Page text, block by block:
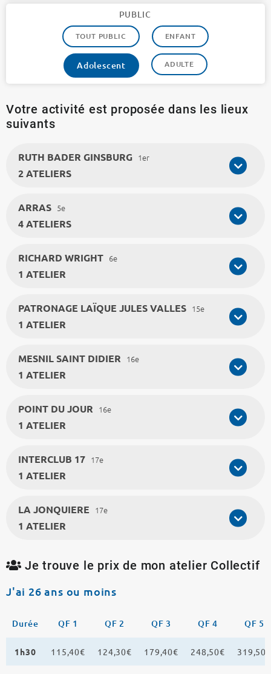
PUBLIC
TOUT PUBLIC ENFANT
Adolescent ADULTE
Votre activité est proposée dans les lieux
suivants
RUTH BADER GINSBURG 1er
2 ATELIERS
ARRAS 5e
4 ATELIERS
RICHARD WRIGHT 6e
1 ATELIER
PATRONAGE LAÏQUE JULES VALLES 15e
1 ATELIER
MESNIL SAINT DIDIER 16e
1 ATELIER
POINT DU JOUR 16e
1 ATELIER
INTERCLUB 17 17e
1 ATELIER
LA JONQUIERE 17e
1 ATELIER
Je trouve le prix de mon atelier Collectif
J'ai 26 ans ou moins
Durée QF 1 QF 2 QF 3 QF 4 QF 5
1h30 115,40€ 124,30€ 179,40€ 248,50€ 319,50€